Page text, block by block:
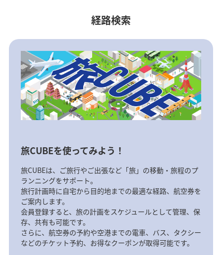
経路検索
旅CUBEを使ってみよう！
旅CUBEは、ご旅行やご出張など「旅」の移動・旅程のプ
ランニングをサポート。
旅行計画時に自宅から目的地までの最適な経路、航空券を
ご案内します。
会員登録すると、旅の計画をスケジュールとして管理、保
存、共有も可能です。
さらに、航空券の予約や空港までの電車、バス、タクシー
などのチケット予約、お得なクーポンが取得可能です。